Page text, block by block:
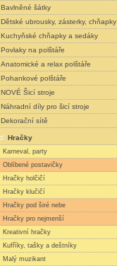
Bavlněné šátky
Dětské ubrousky, zásterky, chňapky
Kuchyňské chňapky a sedáky
Povlaky na polštáře
Anatomické a relax polštáře
Pohankové polštáře
NOVÉ Šicí stroje
Náhradní díly pro šicí stroje
Dekorační sítě
Hračky
Karneval, party
Oblíbené postavičky
Hračky holčičí
Hračky klučičí
Hračky pod širé nebe
Hračky pro nejmenší
Kreativní hračky
Kufříky, tašky a deštníky
Malý muzikant